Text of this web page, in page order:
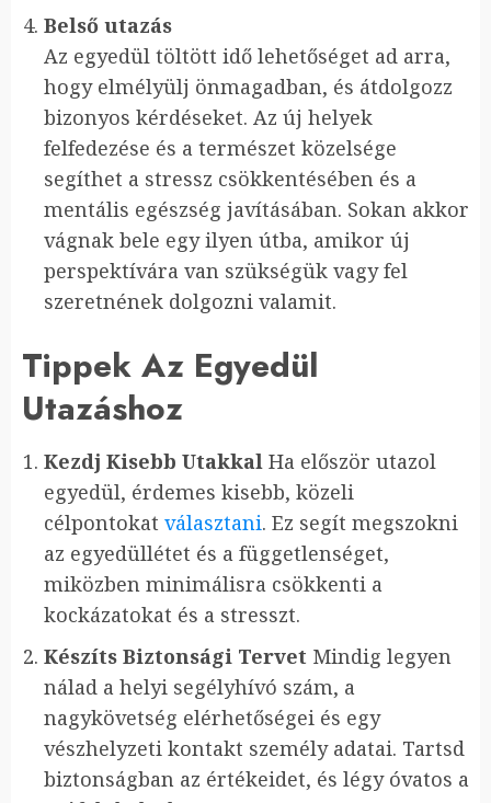
Belső utazás
Az egyedül töltött idő lehetőséget ad arra,
hogy elmélyülj önmagadban, és átdolgozz
bizonyos kérdéseket. Az új helyek
felfedezése és a természet közelsége
segíthet a stressz csökkentésében és a
mentális egészség javításában. Sokan akkor
vágnak bele egy ilyen útba, amikor új
perspektívára van szükségük vagy fel
szeretnének dolgozni valamit.
Tippek Az Egyedül
Utazáshoz
Kezdj Kisebb Utakkal Ha először utazol
egyedül, érdemes kisebb, közeli
célpontokat választani. Ez segít megszokni
az egyedüllétet és a függetlenséget,
miközben minimálisra csökkenti a
kockázatokat és a stresszt.
Készíts Biztonsági Tervet Mindig legyen
nálad a helyi segélyhívó szám, a
nagykövetség elérhetőségei és egy
vészhelyzeti kontakt személy adatai. Tartsd
biztonságban az értékeidet, és légy óvatos a